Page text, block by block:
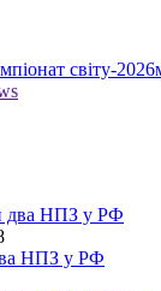
світу-2026
НПЗ у РФ